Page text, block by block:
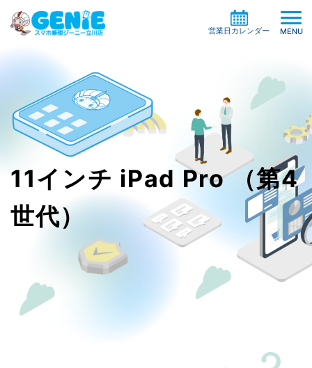
MENU
営業日カレンダー
修理料金の検索
機種一覧から探す
症状別一覧から探す
買取サービス
ガラスコーティング
修理事例
お役立ち情報
お客様の声
よくある質問
店舗情報
お知らせ
11インチ iPad Pro （第4
世代）